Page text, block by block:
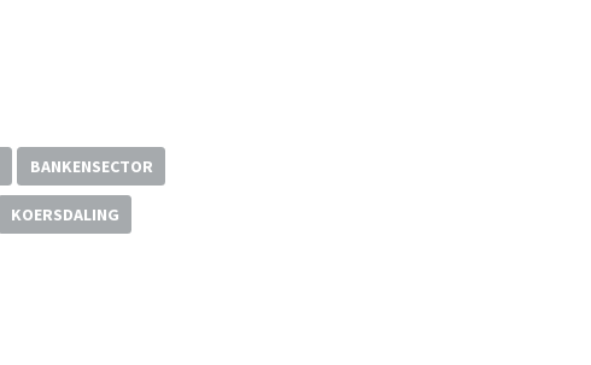
BANKENSECTOR
KOERSDALING